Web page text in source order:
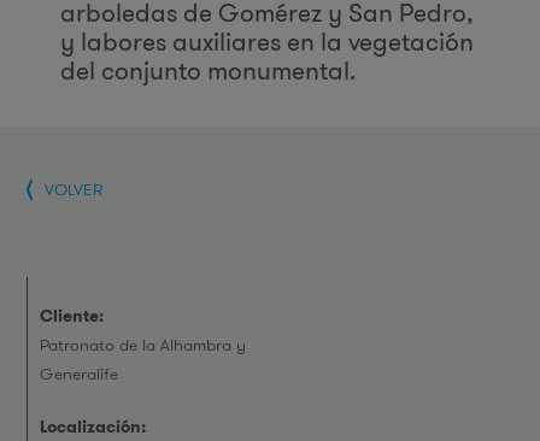
arboledas de Gomérez y San Pedro,
y labores auxiliares en la vegetación
del conjunto monumental.
VOLVER
Cliente:
Patronato de la Alhambra y
Generalife
Localización: